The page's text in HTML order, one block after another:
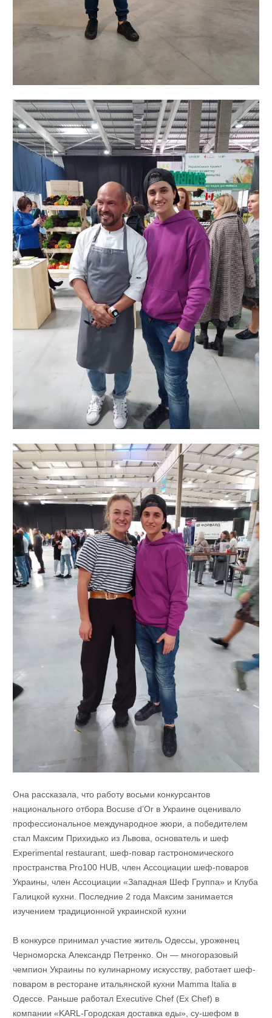
Она рассказала, что работу восьми конкурсантов
национального отбора Bocuse d’Or в Украине оценивало
профессиональное международное жюри, а победителем
стал Максим Прихидько из Львова, основатель и шеф
Experimental restaurant, шеф-повар гастрономического
пространства Pro100 HUB, член Ассоциации шеф-поваров
Украины, член Ассоциации «Западная Шеф Группа» и Клуба
Галицкой кухни. Последние 2 года Максим занимается
изучением традиционной украинской кухни
В конкурсе принимал участие житель Одессы, уроженец
Черноморска Александр Петренко. Он — многоразовый
чемпион Украины по кулинарному искусству, работает шеф-
поваром в ресторане итальянской кухни Mamma Italia в
Одессе. Раньше работал Executive Chef (Ex Chef) в
компании «KARL-Городская доставка еды», су-шефом в